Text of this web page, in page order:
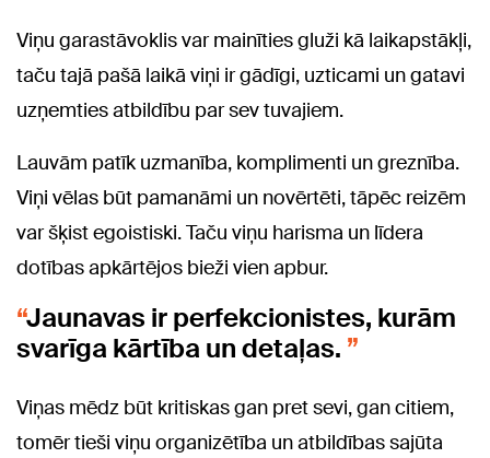
Viņu garastāvoklis var mainīties gluži kā laikapstākļi,
taču tajā pašā laikā viņi ir gādīgi, uzticami un gatavi
uzņemties atbildību par sev tuvajiem.
Lauvām patīk uzmanība, komplimenti un greznība.
Viņi vēlas būt pamanāmi un novērtēti, tāpēc reizēm
var šķist egoistiski. Taču viņu harisma un līdera
dotības apkārtējos bieži vien apbur.
Jaunavas ir perfekcionistes, kurām
svarīga kārtība un detaļas.
Viņas mēdz būt kritiskas gan pret sevi, gan citiem,
tomēr tieši viņu organizētība un atbildības sajūta